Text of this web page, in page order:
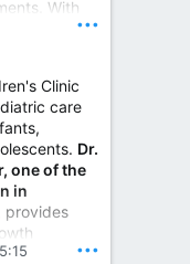
With
practice and
Specialist in Vijayawada
Kishore,
•••
Clinic
care
Dr.
one of the
in
, provides
care,
•••